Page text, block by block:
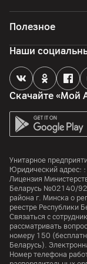
Фронтальная
32Мп
Разрешение видео
4K 30 кадров
Особенности
1/3.1”, ƒ/2.2
Объем встроенной
256ГБ
Объем
12ГБ
Особенности
Сверхбыстрая
4.1
Полезное
Скачайте «Мой
Наши
Унитарное
Юридический адрес: :
Лицензия
Беларусь №02140/
района г. Минска о
реестре
Связаться с
рассматривать
номеру 150
Беларусь).
Номер телефона